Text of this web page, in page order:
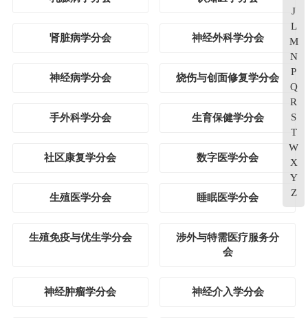
肾脏病学分会 神经外科学分会
神经病学分会 烧伤与创面修复学分会
手外科学分会 生育保健学分会
社区康复学分会 数字医学分会
生殖医学分会 睡眠医学分会
生殖免疫与优生学分会
涉外与特需医疗服务分
会
神经肿瘤学分会 神经介入学分会
J
L
M
N
P
Q
R
S
T
W
X
Y
Z